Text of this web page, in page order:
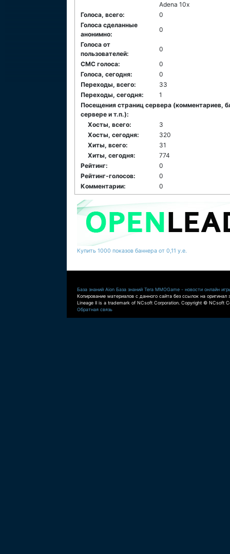
Adena 10x
Голоса, всего:
0
Голоса сделанные
анонимно:
0
Голоса от
пользователей:
0
СМС голоса:
0
Голоса, сегодня:
0
Переходы, всего:
33
Переходы, сегодня:
1
Посещения страниц сервера (комментариев,
сервере и т.п.):
Хосты, всего:
3
Хосты, сегодня:
320
Хиты, всего:
31
Хиты, сегодня:
774
Рейтинг:
0
Рейтинг-голосов:
0
Комментарии:
0
Купить 1000 показов баннера от 0,11 у.е.
База знаний Aion База знаний Tera MMOGame - новости онлайн
Копирование материалов с данного сайта без ссылок на оригинал
Lineage II is a trademark of NCsoft Corporation. Copyright © NCsoft
Обратная связь